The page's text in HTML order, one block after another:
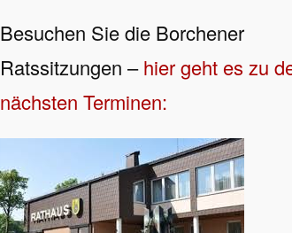
Besuchen Sie die Borchener
Ratssitzungen –hier geht es zu
nächsten Terminen: